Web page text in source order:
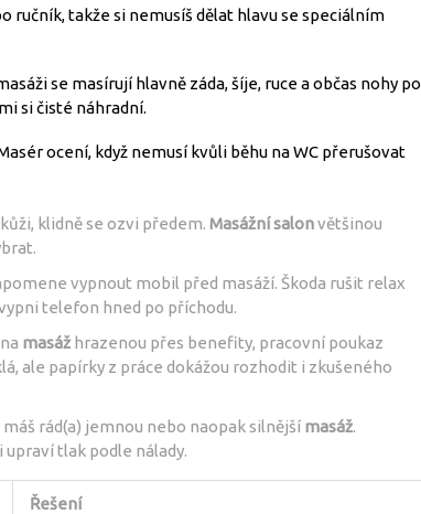
ručník, takže si nemusíš dělat hlavu se speciálním
se masírují hlavně záda, šíje, ruce a občas nohy po
si čisté náhradní.
ocení, když nemusí kvůli běhu na WC přerušovat
klidně se ozvi předem. Masážní salonvětšinou
vypnout mobil před masáží. Škoda rušit relax
telefon hned po příchodu.
masáž hrazenou přes benefity, pracovní poukaz
ale papírky z práce dokážou rozhodit i zkušeného
rád(a) jemnou nebo naopak silnější masáž.
tlak podle nálady.
Řešení